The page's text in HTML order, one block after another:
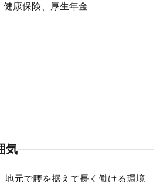
健康保険、厚生年金
気
地元で腰を据えて長く働ける環境